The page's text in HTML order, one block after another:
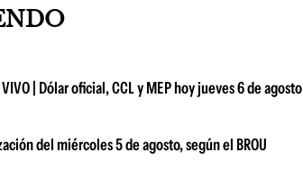
| Dólar oficial, CCL y MEP hoy jueves 6 de agosto
del miércoles 5 de agosto, según el BROU